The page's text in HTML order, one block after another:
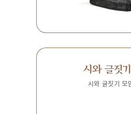
시와 글짓
시와 글짓기 모